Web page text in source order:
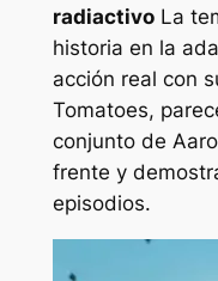
radiactivoLa
historia en la
acción real con
Tomatoes,
conjunto de
frente y
episodios.